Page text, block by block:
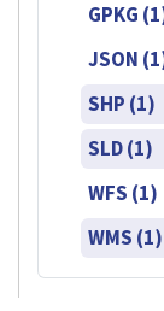
GPKG
JSON
SHP (1)
SLD (1)
WFS (1)
WMS (1)